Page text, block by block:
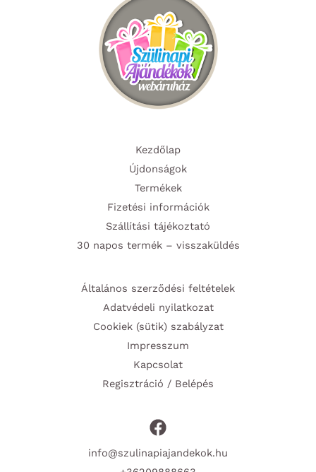
Kezdőlap
Újdonságok
Termékek
Fizetési információk
Szállítási tájékoztató
30 napos termék – visszaküldés
Általános szerződési feltételek
Adatvédeli nyilatkozat
Cookiek (sütik) szabályzat
Impresszum
Kapcsolat
Regisztráció / Belépés
info@szulinapiajandekok.hu